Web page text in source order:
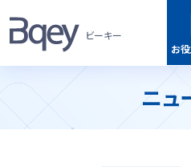
ビーキー
お
ニュ